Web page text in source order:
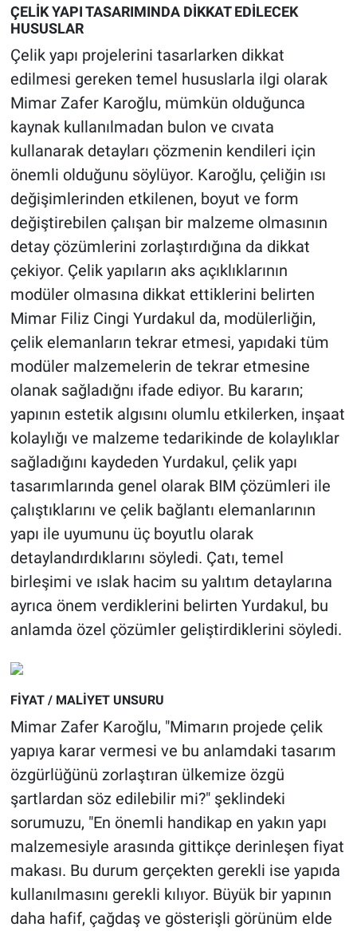
ÇELİK YAPI TASARIMINDA DİKKAT EDİLECEK
HUSUSLAR
Çelik yapı projelerini tasarlarken dikkat
edilmesi gereken temel hususlarla ilgi olarak
Mimar Zafer Karoğlu, mümkün olduğunca
kaynak kullanılmadan bulon ve cıvata
kullanarak detayları çözmenin kendileri için
önemli olduğunu söylüyor. Karoğlu, çeliğin ısı
değişimlerinden etkilenen, boyut ve form
değiştirebilen çalışan bir malzeme olmasının
detay çözümlerini zorlaştırdığına da dikkat
çekiyor. Çelik yapıların aks açıklıklarının
modüler olmasına dikkat ettiklerini belirten
Mimar Filiz Cingi Yurdakul da, modülerliğin,
çelik elemanların tekrar etmesi, yapıdaki tüm
modüler malzemelerin de tekrar etmesine
olanak sağladığnı ifade ediyor. Bu kararın;
yapının estetik algısını olumlu etkilerken, inşaat
kolaylığı ve malzeme tedarikinde de kolaylıklar
sağladığını kaydeden Yurdakul, çelik yapı
tasarımlarında genel olarak BIM çözümleri ile
çalıştıklarını ve çelik bağlantı elemanlarının
yapı ile uyumunu üç boyutlu olarak
detaylandırdıklarını söyledi. Çatı, temel
birleşimi ve ıslak hacim su yalıtım detaylarına
ayrıca önem verdiklerini belirten Yurdakul, bu
anlamda özel çözümler geliştirdiklerini söyledi.
FİYAT / MALİYET UNSURU
Mimar Zafer Karoğlu, "Mimarın projede çelik
yapıya karar vermesi ve bu anlamdaki tasarım
özgürlüğünü zorlaştıran ülkemize özgü
şartlardan söz edilebilir mi?" şeklindeki
sorumuzu, "En önemli handikap en yakın yapı
malzemesiyle arasında gittikçe derinleşen fiyat
makası. Bu durum gerçekten gerekli ise yapıda
kullanılmasını gerekli kılıyor. Büyük bir yapının
daha hafif, çağdaş ve gösterişli görünüm elde